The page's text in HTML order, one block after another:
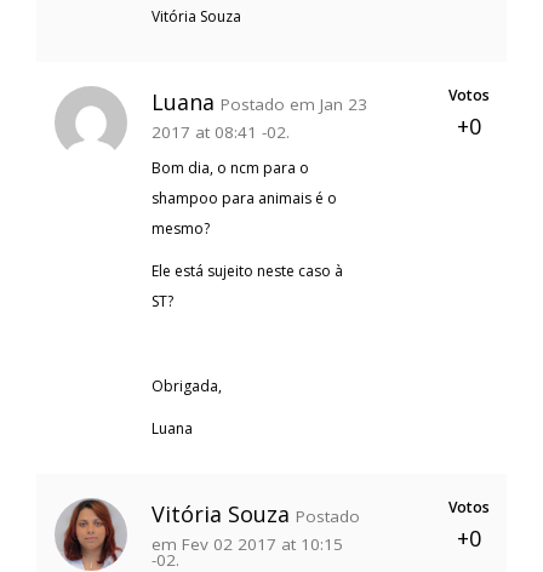
Vitória Souza
Luana Postado em Jan 23
2017 at 08:41 -02.
Bom dia, o ncm para o
shampoo para animais é o
mesmo?
Ele está sujeito neste caso à
ST?
Obrigada,
Luana
Votos
+0
Vitória Souza Postado
em Fev 02 2017 at 10:15
-02.
Votos
+0